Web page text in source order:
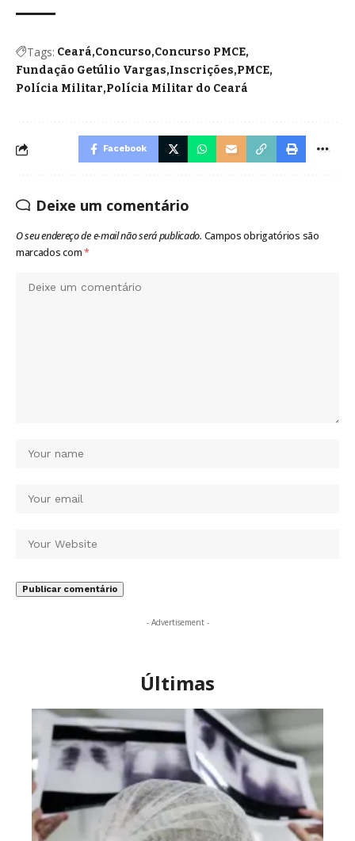
Tags: Ceará Concurso Concurso PMCE
Fundação Getúlio Vargas Inscrições PMCE
Polícia Militar Polícia Militar do Ceará
Facebook
Deixe um comentário
O seu endereço de e-mail não será publicado. Campos obrigatórios são
marcados com*
- Advertisement -
Últimas